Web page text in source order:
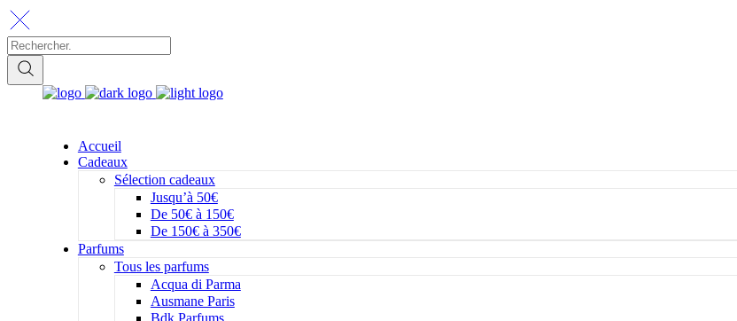
Accueil
Cadeaux
Sélection cadeaux
Jusqu’à 50€
De 50€ à 150€
De 150€ à 350€
Parfums
Tous les parfums
Acqua di Parma
Ausmane Paris
Bdk Parfums